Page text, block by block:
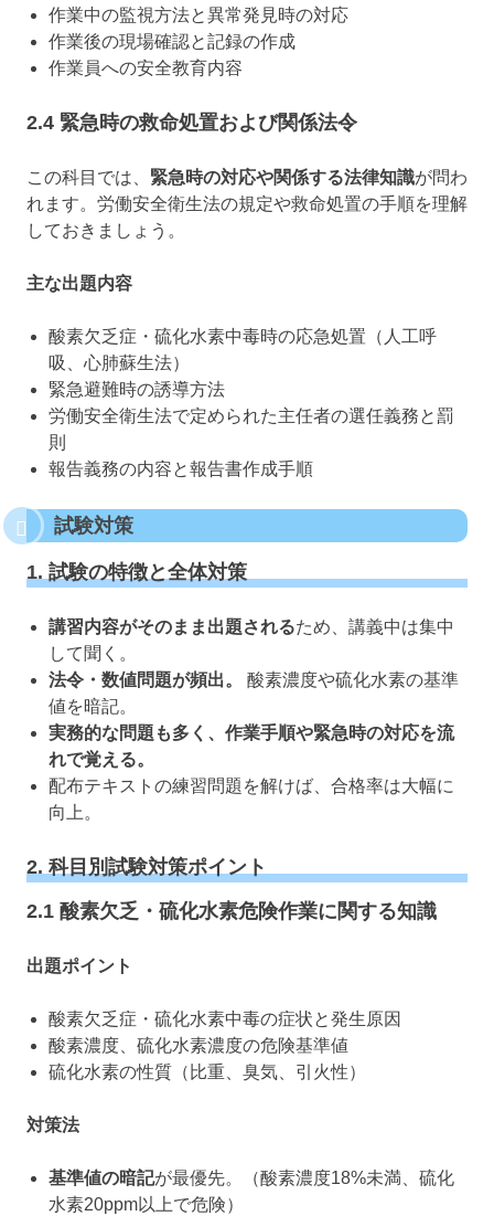
作業中の監視方法と異常発見時の対応
作業後の現場確認と記録の作成
作業員への安全教育内容
2.4 緊急時の救命処置および関係法令
この科目では、 緊急時の対応や関係する法律知識が問わ
れます。労働安全衛生法の規定や救命処置の手順を理解
しておきましょう。
主な出題内容
酸素欠乏症・硫化水素中毒時の応急処置（人工呼
吸、心肺蘇生法）
緊急避難時の誘導方法
労働安全衛生法で定められた主任者の選任義務と罰
則
報告義務の内容と報告書作成手順
試験対策
1. 試験の特徴と全体対策
講習内容がそのまま出題されるため、講義中は集中
して聞く。
法令・数値問題が頻出。
酸素濃度や硫化水素の基準
値を暗記。
実務的な問題も多く、作業手順や緊急時の対応を流
れで覚える。
配布テキストの練習問題を解けば、合格率は大幅に
向上。
2. 科目別試験対策ポイント
2.1 酸素欠乏・硫化水素危険作業に関する知識
出題ポイント
酸素欠乏症・硫化水素中毒の症状と発生原因
酸素濃度、硫化水素濃度の危険基準値
硫化水素の性質（比重、臭気、引火性）
対策法
基準値の暗記が最優先。（酸素濃度18%未満、硫化
水素20ppm以上で危険）